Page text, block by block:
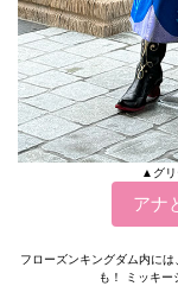
▲グリ
アナ
フローズンキングダム内に
も！ ミッキー